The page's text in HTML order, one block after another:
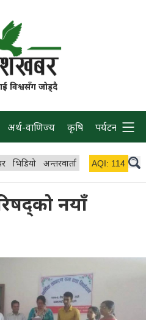
विश्वसँग जोड्दै
अर्थ-वाणिज्य कृषि पर्यटन प्रवास
भिडियो अन्तरवार्ता विचार/ब्लग
AQI: 114
नयाँ